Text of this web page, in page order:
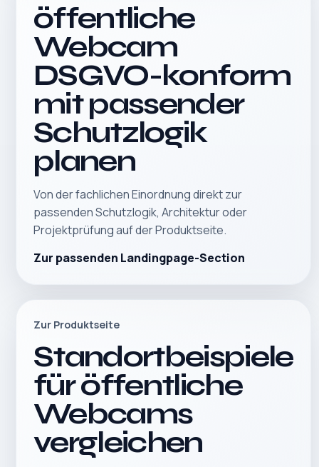
öffentliche
Webcam
DSGVO-konform
mit passender
Schutzlogik
planen
Von der fachlichen Einordnung direkt zur
passenden Schutzlogik, Architektur oder
Projektprüfung auf der Produktseite.
Zur passenden Landingpage-Section
Zur Produktseite
Standortbeispiele
für öffentliche
Webcams
vergleichen